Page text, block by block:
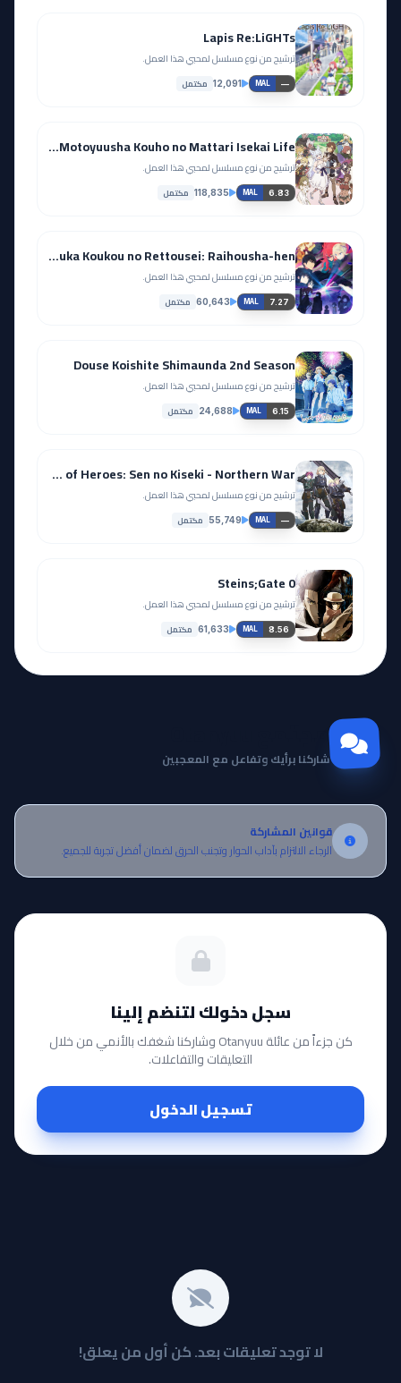
Lapis Re:LiGHTs
ترشيح من نوع مسلسل لمحبي هذا العمل.
MAL —
12,091 مكتمل
Lv2 kara Cheat datta Motoyuusha Kouho no Mattari Isekai Life
ترشيح من نوع مسلسل لمحبي هذا العمل.
MAL 6.83
118,835 مكتمل
Mahouka Koukou no Rettousei: Raihousha-hen
ترشيح من نوع مسلسل لمحبي هذا العمل.
MAL 7.27
60,643 مكتمل
Douse Koishite Shimaunda 2nd Season
ترشيح من نوع مسلسل لمحبي هذا العمل.
MAL 6.15
24,688 مكتمل
The Legend of Heroes: Sen no Kiseki - Northern War
ترشيح من نوع مسلسل لمحبي هذا العمل.
MAL —
55,749 مكتمل
Steins;Gate 0
ترشيح من نوع مسلسل لمحبي هذا العمل.
MAL 8.56
61,633 مكتمل
مجتمع Otanyuu
شاركنا برأيك وتفاعل مع المعجبين
قوانين المشاركة
الرجاء الالتزام بآداب الحوار وتجنب الحرق لضمان أفضل تجربة للجميع.
سجل دخولك لتنضم إلينا
كن جزءاً من عائلة Otanyuu وشاركنا شغفك بالأنمي من خلال
التعليقات والتفاعلات.
تسجيل الدخول
لا توجد تعليقات بعد. كن أول من يعلق!